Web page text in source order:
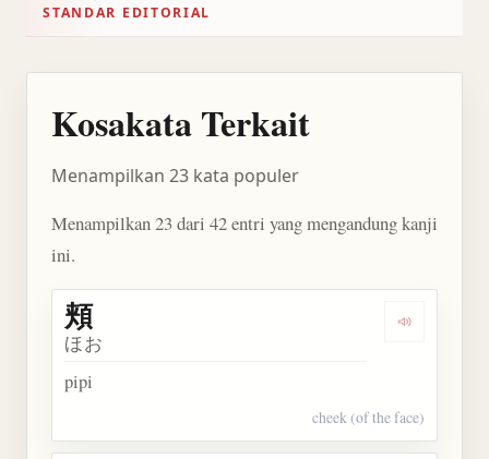
STANDAR EDITORIAL
Kosakata Terkait
Menampilkan 23 kata populer
Menampilkan 23 dari 42 entri yang mengandung kanji
ini.
Dengarkan
頬
ほお
pipi
cheek (of the face)